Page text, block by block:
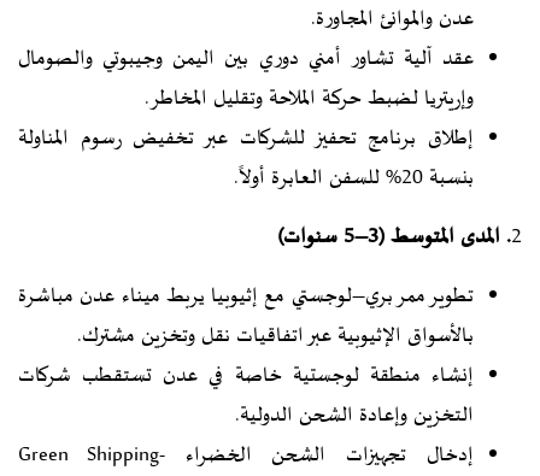
عدن والموانئ المجاورة.
عقد آلية تشاور أمني دوري بين اليمن وجيبوتي والصومال
وإريتريا لضبط حركة الملاحة وتقليل المخاطر.
إطلاق برنامج تحفيز للشركات عبر تخفيض رسوم المناولة
بنسبة 20% للسفن العابرة أولاً.
2. المدى المتوسط (3–5 سنوات)
تطوير ممر بري–لوجستي مع إثيوبيا يربط ميناء عدن مباشرة
بالأسواق الإثيوبية عبر اتفاقيات نقل وتخزين مشترك.
إنشاء منطقة لوجستية خاصة في عدن تستقطب شركات
التخزين وإعادة الشحن الدولية.
إدخال تجهيزات الشحن الخضراء -Green Shipping